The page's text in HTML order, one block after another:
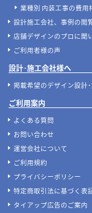
業種別 内装工事の費用
設計施工会社、事例の閲
店舗デザインのプロに聞
ご利用者様の声
設計･施工会社様へ
掲載希望のデザイン設計
ご利用案内
よくある質問
お問い合わせ
運営会社について
ご利用規約
プライバシーポリシー
特定商取引法に基づく表
タイアップ広告のご案内